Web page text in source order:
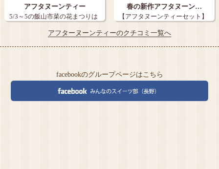
アフタヌーンティー
5/3～5の飯山市菜の花まつりは
春の新作アフタヌーン…
【アフタヌーンティーセット】
長野市 …
アフターヌーンティーのクチコミ一覧へ
facebookのグループページはこちら